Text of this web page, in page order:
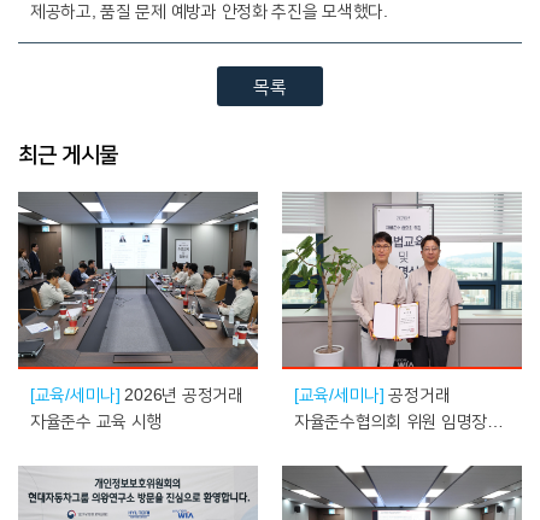
제공하고, 품질 문제 예방과 안정화 추진을 모색했다.
목록
최근 게시물
[교육/세미나] 2026년 공정거래
자율준수 교육 시행
[교육/세미나] 공정거래
자율준수협의회 위원 임명장